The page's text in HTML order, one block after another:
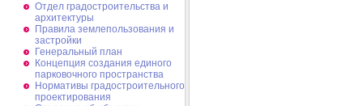
Отдел градостроительства и
архитектуры
Правила землепользования и
застройки
Генеральный план
Концепция создания единого
парковочного пространства
Нормативы градостроительного
проектирования